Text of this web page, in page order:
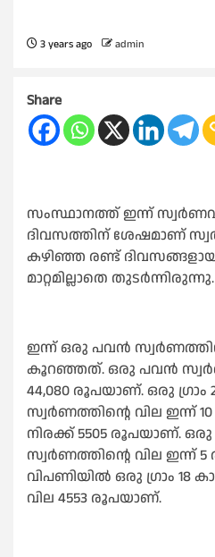
3 years ago admin
Share
സംസ്ഥാനത്ത് ഇന്ന്
ദിവസത്തിന് ശേഷമാണ്
കഴിഞ്ഞ രണ്ട്
മാറ്റമില്ലാതെ തുടർന്നിരുന്നു.
ഇന്ന് ഒരു പവൻ
കൂറഞ്ഞത്. ഒരു പവൻ
44,080 രൂപയാണ്. ഒരു ഗ്രാം
സ്വർണത്തിന്റെ വില ഇന്ന്
നിരക്ക് 5505 രൂപയാണ്. ഒരു
സ്വർണത്തിന്റെ വില
വിപണിയിൽ ഒരു ഗ്രാം 18
വില 4553 രൂപയാണ്.